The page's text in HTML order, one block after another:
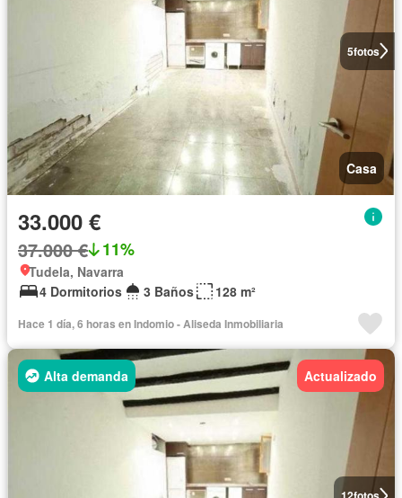
5fotos
Casa
33.000 €
37.000 € 11%
Tudela, Navarra
4 Dormitorios
3 Baños 128 m²
Hace 1 día, 6 horas en Indomio - Aliseda Inmobiliaria
Alta demanda Actualizado